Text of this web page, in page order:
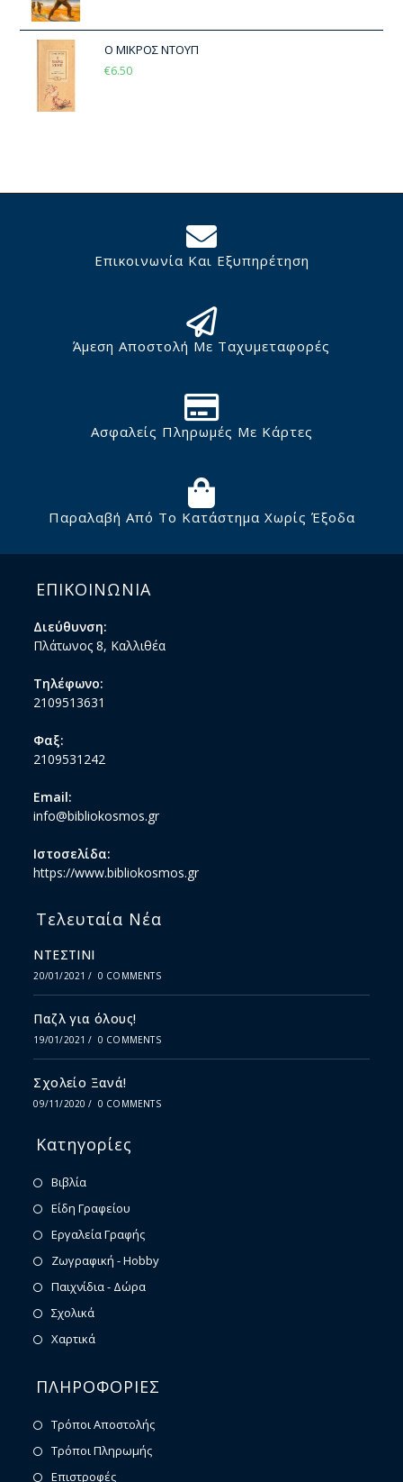
Ο ΜΙΚΡΟΣ ΝΤΟΥΠ
€6.50
Επικοινωνία Και Εξυπηρέτηση
Άμεση Αποστολή Με Ταχυμεταφορές
Ασφαλείς Πληρωμές Με Κάρτες
Παραλαβή Από Το Κατάστημα Χωρίς Έξοδα
ΕΠΙΚΟΙΝΩΝΙΑ
Διεύθυνση:
Πλάτωνος 8, Καλλιθέα
Τηλέφωνο:
2109513631
Φαξ:
2109531242
Email:
info@bibliokosmos.gr
Ιστοσελίδα:
https://www.bibliokosmos.gr
Τελευταία Νέα
ΝΤΕΣΤΙΝΙ
20/01/2021 / 0 COMMENTS
Παζλ για όλους!
19/01/2021 / 0 COMMENTS
Σχολείο Ξανά!
09/11/2020 / 0 COMMENTS
Κατηγορίες
Βιβλία
Είδη Γραφείου
Εργαλεία Γραφής
Ζωγραφική - Hobby
Παιχνίδια - Δώρα
Σχολικά
Χαρτικά
ΠΛΗΡΟΦΟΡΙΕΣ
Τρόποι Αποστολής
Τρόποι Πληρωμής
Επιστροφές